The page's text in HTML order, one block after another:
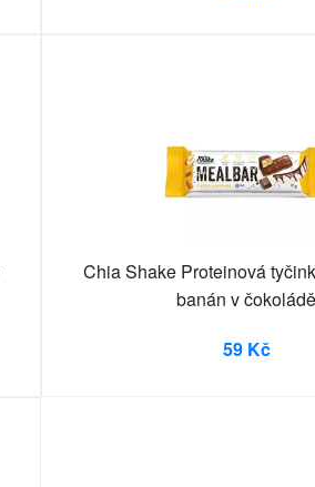
Chia Shake Proteinová
banán v čokoládě
59 Kč